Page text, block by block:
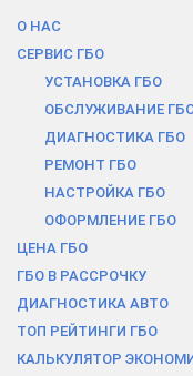
О НАС
СЕРВИС ГБО
УСТАНОВКА ГБО
ОБСЛУЖИВАНИЕ
ДИАГНОСТИКА ГБО
РЕМОНТ ГБО
НАСТРОЙКА ГБО
ОФОРМЛЕНИЕ ГБО
ЦЕНА ГБО
ГБО В РАCСРОЧКУ
ДИАГНОСТИКА АВТО
ТОП РЕЙТИНГИ ГБО
КАЛЬКУЛЯТОР